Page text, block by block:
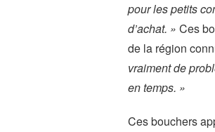
pour les petits
d’achat. » Ces
de la région
vraiment de
en temps. »
Ces bouchers